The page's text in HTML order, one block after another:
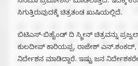
ಸಿಗುತ್ತಿರುವುದಕ್ಕೆ ಚಿತ್ರತಂಡ ಖುಷಿಯಲ್ಲಿದೆ.
ಬಿಟಿಎಸ್-ಬಿಹೈಂಡ್ ದಿ ಸ್ಕ್ರೀನ್ ಚಿತ್ರವನ್ನು
ಕುಲದೀಪ್ ಕಾರಿಯಪ್ಪ, ರಾಜೇಶ್
ನಿರ್ದೇಶನ ಮಾಡಿದ್ದಾರೆ. ಇಷ್ಟು ಜನ